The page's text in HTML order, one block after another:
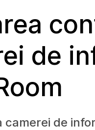
de
camerei de